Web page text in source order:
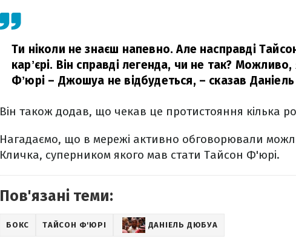
Ти ніколи не знаєш напевно. Але насправді
карʼєрі. Він справді легенда, чи не так?
Фʼюрі – Джошуа не відбудеться, – сказав
Він також додав, що чекав це протистояння кілька
Нагадаємо, що в мережі активно обговорювали
Кличка, суперником якого мав стати Тайсон Ф'юрі.
Пов'язані теми:
БОКС ТАЙСОН Ф'ЮРІ ДАНІЕЛЬ ДЮБУА